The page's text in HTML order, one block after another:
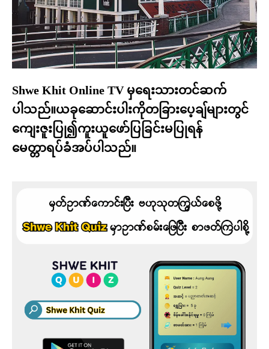
Shwe Khit Online TV မှရေးသားတင်ဆက်
ပါသည်။ယခုဆောင်းပါးကိုတခြားပေ့ချ်များတွင်
ကျေးဇူးပြု၍ကူးယူဖော်ပြခြင်းမပြုရန်
မေတ္တာရပ်ခံအပ်ပါသည်။